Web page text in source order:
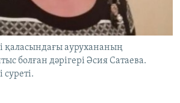
қаласындағы аурухананың
болған дәрігері Әсия Сатаева.
суреті.